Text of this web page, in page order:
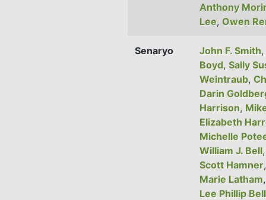
Anthony
Lee, Owen
Senaryo John F. Smith,
Boyd, Sally
Weintraub,
Darin
Harrison,
Elizabeth
Michelle
William J. Bell
Scott Hamner
Marie Latham
Lee Phillip Bell